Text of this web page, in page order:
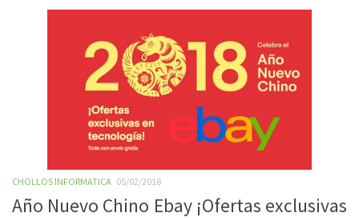
CHOLLOS INFORMATICA 05/02/2018
Año Nuevo Chino Ebay ¡Ofertas exclusivas